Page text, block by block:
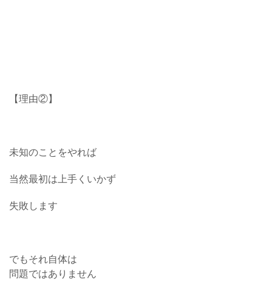
【理由②】
未知のことをやれば
当然最初は上手くいかず
失敗します
でもそれ自体は
問題ではありません